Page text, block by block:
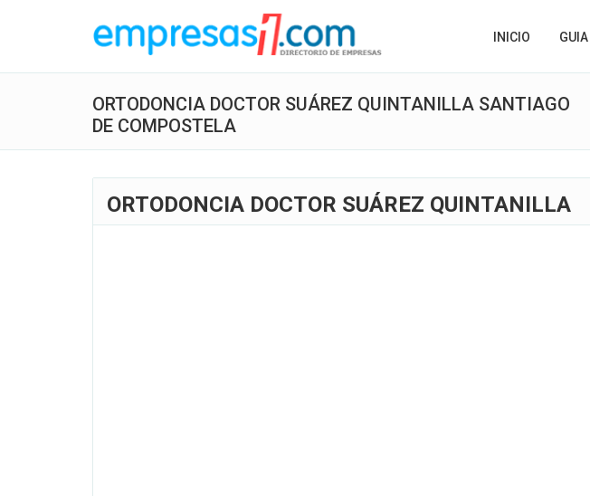
INICIO
ORTODONCIA DOCTOR SUÁREZ QUINTANILLA SANTIAGO
DE COMPOSTELA
ORTODONCIA DOCTOR SUÁREZ QUINTANILLA